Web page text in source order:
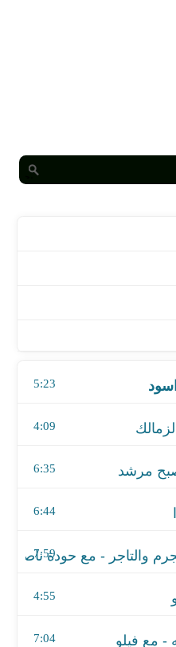
اسود
5:23
والزمالك
4:09
صبح مرشد
6:35
6:44
7:59
4:55
- مع فيلو
7:04
كلام - مع حسن البرنس
امة